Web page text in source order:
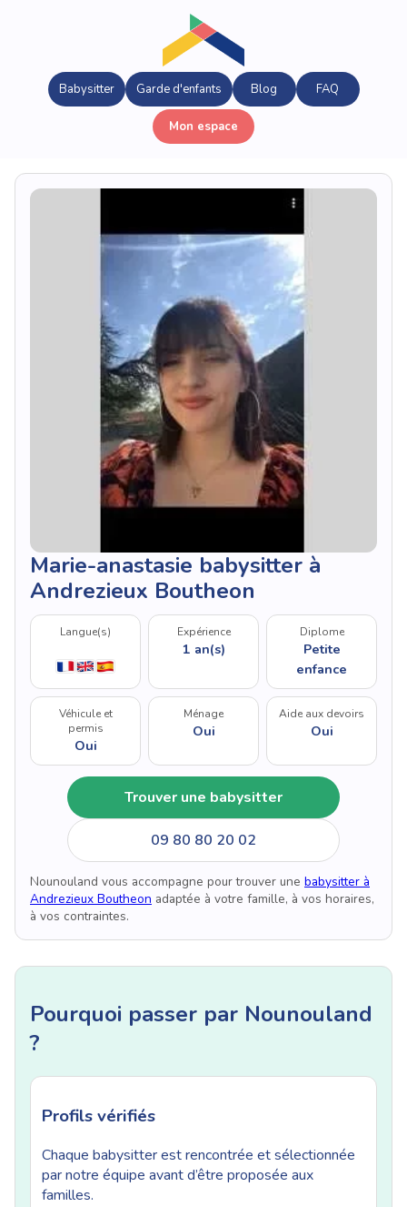
Babysitter Garde d'enfants Blog FAQ
Mon espace
Marie-anastasie babysitter à
Andrezieux Boutheon
Langue(s) Expérience
1 an(s)
Diplome
Petite
enfance
Véhicule et
permis
Oui
Ménage
Oui
Aide aux devoirs
Oui
Trouver une babysitter
09 80 80 20 02
Nounouland vous accompagne pour trouver une babysitter à
Andrezieux Boutheon adaptée à votre famille, à vos horaires,
à vos contraintes.
Pourquoi passer par Nounouland
?
Profils vérifiés
Chaque babysitter est rencontrée et sélectionnée
par notre équipe avant d’être proposée aux
familles.